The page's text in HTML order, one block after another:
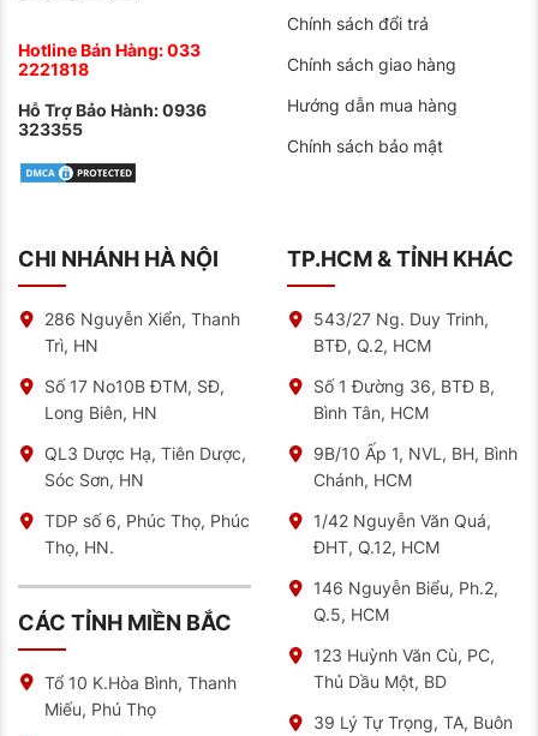
Hotline Bán Hàng:033
2221818
Hỗ Trợ Bảo Hành:0936
323355
Chính sách đổi trả
Chính sách giao hàng
Hướng dẫn mua hàng
Chính sách bảo mật
CHI NHÁNH HÀ NỘI
286 Nguyễn Xiển, Thanh
Trì, HN
Số 17 No10B ĐTM, SĐ,
Long Biên, HN
QL3 Dược Hạ, Tiên Dược,
Sóc Sơn, HN
TDP số 6, Phúc Thọ, Phúc
Thọ, HN.
CÁC TỈNH MIỀN BẮC
Tổ 10 K.Hòa Bình, Thanh
Miếu, Phú Thọ
TP.HCM & TỈNH KHÁC
543/27 Ng. Duy Trinh,
BTĐ, Q.2, HCM
Số 1 Đường 36, BTĐ B,
Bình Tân, HCM
9B/10 Ấp 1, NVL, BH, Bình
Chánh, HCM
1/42 Nguyễn Văn Quá,
ĐHT, Q.12, HCM
146 Nguyễn Biểu, Ph.2,
Q.5, HCM
123 Huỳnh Văn Cù, PC,
Thủ Dầu Một, BD
39 Lý Tự Trọng, TA, Buôn